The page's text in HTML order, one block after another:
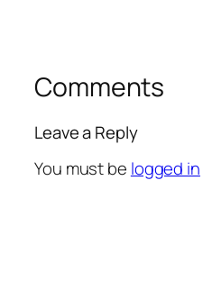
Comments
Leave a Reply
You must be logged in